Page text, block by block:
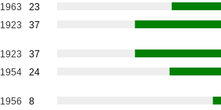
1963
23
1923 37
1923
37
1954 24
1956
8